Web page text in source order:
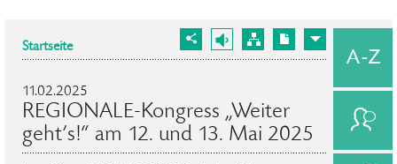
Startseite
11.02.2025
REGIONALE-Kongress „Weiter
geht’s!“ am 12. und 13. Mai 2025